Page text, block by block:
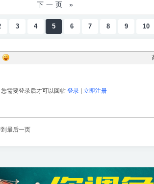
下一页 »
3 4 5 6 7 8 9 10
您需要登录后才可以回帖 登录| 立即注册
最后一页